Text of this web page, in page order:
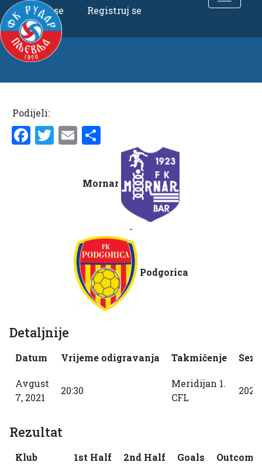
Uloguj se Registruj se
Podijeli:
Facebook
Twitter
Email
Mornar
-
Podgorica
Detaljnije
Datum Vrijeme odigravanja Takmičenje
Avgust
7, 2021
20:30
Meridijan 1.
CFL
Rezultat
Klub 1st Half 2nd Half Goals Outcome